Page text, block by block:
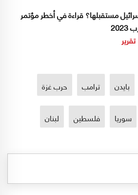
مستقبلها؟ قراءة في أخطر مؤتمر
تقرير
بايدن ترامب حرب غزة
سوريا فلسطين لبنان